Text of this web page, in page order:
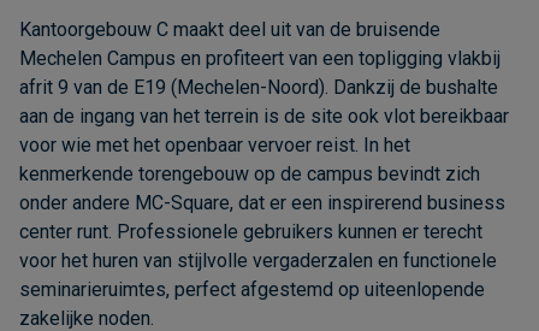
Kantoorgebouw C maakt deel uit van de bruisende
Mechelen Campus en profiteert van een topligging vlakbij
afrit 9 van de E19 (Mechelen-Noord). Dankzij de bushalte
aan de ingang van het terrein is de site ook vlot bereikbaar
voor wie met het openbaar vervoer reist. In het
kenmerkende torengebouw op de campus bevindt zich
onder andere MC-Square, dat er een inspirerend business
center runt. Professionele gebruikers kunnen er terecht
voor het huren van stijlvolle vergaderzalen en functionele
seminarieruimtes, perfect afgestemd op uiteenlopende
zakelijke noden.